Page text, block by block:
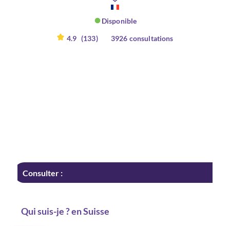
Disponible
4.9 (133) 3926 consultations
Consulter :
Qui suis-je ? en Suisse